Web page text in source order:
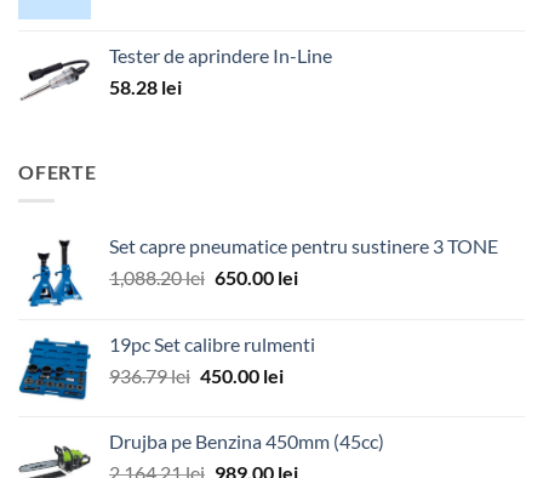
Tester de aprindere In-Line
58.28 lei
OFERTE
Set capre pneumatice pentru sustinere 3 TONE
1,088.20lei Prețul
fost:
1,088.20 lei.
650.00 leiPrețul
650.00 lei.
19pc Set calibre rulmenti
936.79lei Prețul
fost:
450.00 leiPrețul
450.00 lei.
Drujba pe Benzina 450mm (45cc)
2,164.21lei Prețul
989.00 leiPrețul